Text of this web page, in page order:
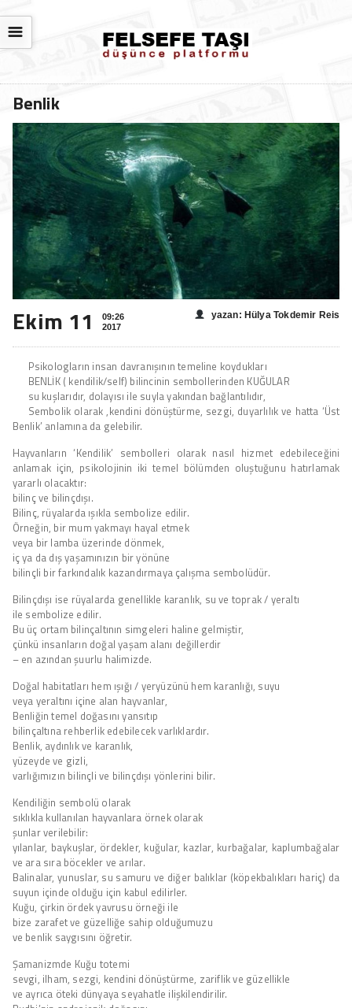
☰
Benlik
Ekim 11
09:26
2017
yazan: Hülya Tokdemir Reis
Psikologların insan davranışının temeline koydukları
BENLİK ( kendilik/self) bilincinin sembollerinden KUĞULAR
su kuşlarıdır, dolayısı ile suyla yakından bağlantılıdır,
Sembolik olarak ,kendini dönüştürme, sezgi, duyarlılık ve hatta ‘Üst
Benlik’ anlamına da gelebilir.
Hayvanların ‘Kendilik’ sembolleri olarak nasıl hizmet edebileceğini
anlamak için, psikolojinin iki temel bölümden oluştuğunu hatırlamak
yararlı olacaktır:
bilinç ve bilinçdışı.
Bilinç, rüyalarda ışıkla sembolize edilir.
Örneğin, bir mum yakmayı hayal etmek
veya bir lamba üzerinde dönmek,
iç ya da dış yaşamınızın bir yönüne
bilinçli bir farkındalık kazandırmaya çalışma sembolüdür.
Bilinçdışı ise rüyalarda genellikle karanlık, su ve toprak / yeraltı
ile sembolize edilir.
Bu üç ortam bilinçaltının simgeleri haline gelmiştir,
çünkü insanların doğal yaşam alanı değillerdir
– en azından şuurlu halimizde.
Doğal habitatları hem ışığı / yeryüzünü hem karanlığı, suyu
veya yeraltını içine alan hayvanlar,
Benliğin temel doğasını yansıtıp
bilinçaltına rehberlik edebilecek varlıklardır.
Benlik, aydınlık ve karanlık,
yüzeyde ve gizli,
varlığımızın bilinçli ve bilinçdışı yönlerini bilir.
Kendiliğin sembolü olarak
sıklıkla kullanılan hayvanlara örnek olarak
şunlar verilebilir:
yılanlar, baykuşlar, ördekler, kuğular, kazlar, kurbağalar, kaplumbağalar
ve ara sıra böcekler ve arılar.
Balinalar, yunuslar, su samuru ve diğer balıklar (köpekbalıkları hariç) da
suyun içinde olduğu için kabul edilirler.
Kuğu, çirkin ördek yavrusu örneği ile
bize zarafet ve güzelliğe sahip olduğumuzu
ve benlik saygısını öğretir.
Şamanizmde Kuğu totemi
sevgi, ilham, sezgi, kendini dönüştürme, zariflik ve güzellikle
ve ayrıca öteki dünyaya seyahatle ilişkilendirilir.